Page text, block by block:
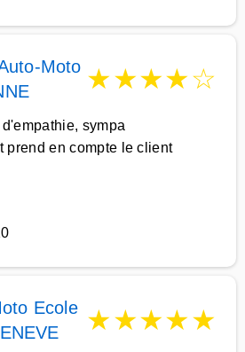
Moto ★★★★☆
sympa
prend en compte le client
Ecole ★★★★★